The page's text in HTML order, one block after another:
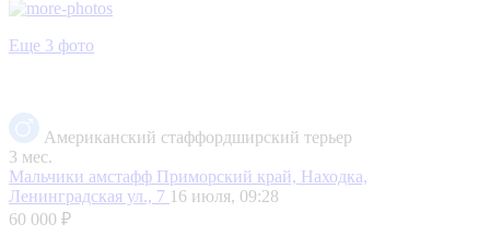
Еще 3 фото
Американский стаффордширский терьер
3 мес.
Мальчики амстафф Приморский край, Находка,
Ленинградская ул., 7 16 июля, 09:28
60 000 ₽